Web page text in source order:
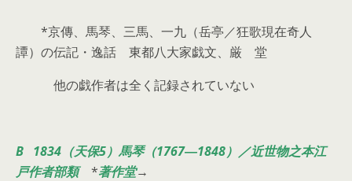
*京傳、馬琴、三馬、一九（岳亭／狂歌現在奇人
譚）の伝記・逸話 東都八大家戯文、厳ゝ堂
他の戯作者は全く記録されていない
B 1834（天保5）馬琴（1767―1848）／近世物之本江
戸作者部類*著作堂→